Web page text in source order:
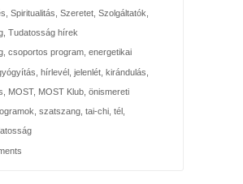
Spiritualitás Szeretet, Szolgáltatók
, Tudatosság hírek
, csoportos program, energetikai
hírlevél, jelenlét, kirándulás
MOST, MOST Klub, önismereti
szatszang, tai-chi, tél,